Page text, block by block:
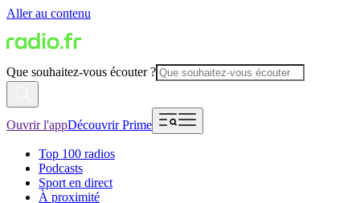
Aller au contenu
Que souhaitez-vous écouter ?
Ouvrir l'appDécouvrir Prime
Top 100 radios
Podcasts
Sport en direct
À proximité